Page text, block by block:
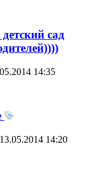
сад
14:35
13.05.2014 14:20